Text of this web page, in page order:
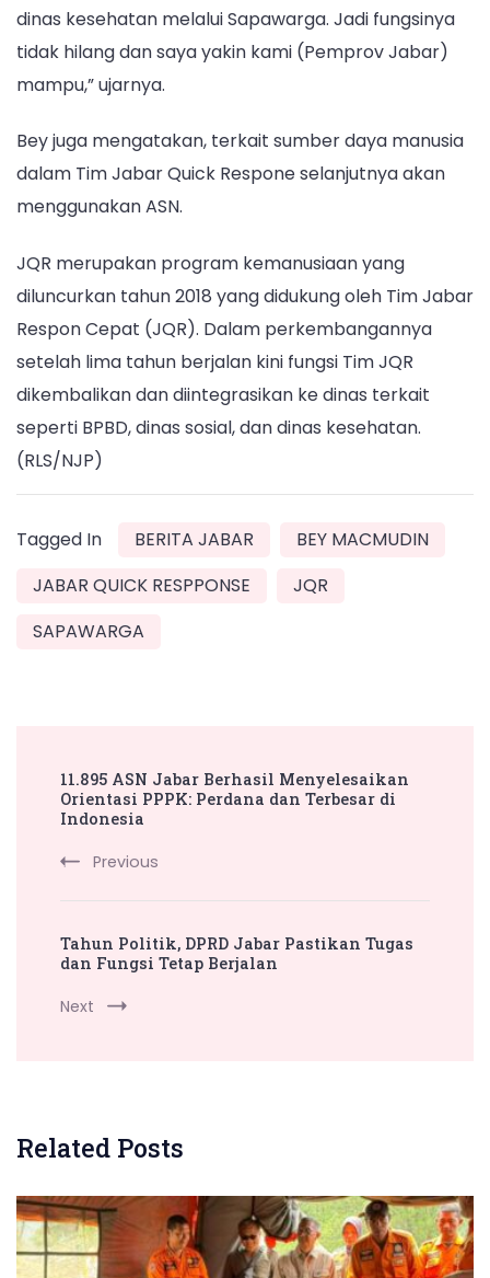
dinas kesehatan melalui Sapawarga. Jadi fungsinya
tidak hilang dan saya yakin kami (Pemprov Jabar)
mampu,” ujarnya.
Bey juga mengatakan, terkait sumber daya manusia
dalam Tim Jabar Quick Respone selanjutnya akan
menggunakan ASN.
JQR merupakan program kemanusiaan yang
diluncurkan tahun 2018 yang didukung oleh Tim Jabar
Respon Cepat (JQR). Dalam perkembangannya
setelah lima tahun berjalan kini fungsi Tim JQR
dikembalikan dan diintegrasikan ke dinas terkait
seperti BPBD, dinas sosial, dan dinas kesehatan.
(RLS/NJP)
Tagged In BERITA JABAR
BEY MACMUDIN
JABAR QUICK RESPPONSE
JQR
SAPAWARGA
Navigation
11.895 ASN Jabar Berhasil Menyelesaikan
Orientasi PPPK: Perdana dan Terbesar di
Indonesia
Previous
Tahun Politik, DPRD Jabar Pastikan Tugas
dan Fungsi Tetap Berjalan
Next
Related Posts